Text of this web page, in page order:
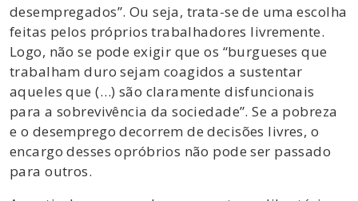
desempregados”. Ou seja, trata-se de uma escolha
feitas pelos próprios trabalhadores livremente.
Logo, não se pode exigir que os “burgueses que
trabalham duro sejam coagidos a sustentar
aqueles que (…) são claramente disfuncionais
para a sobrevivência da sociedade”. Se a pobreza
e o desemprego decorrem de decisões livres, o
encargo desses opróbrios não pode ser passado
para outros.